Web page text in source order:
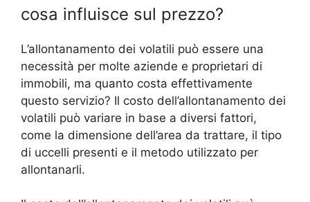
cosa influisce sul prezzo?
L’allontanamento dei volatili può essere una
necessità per molte aziende e proprietari di
immobili, ma quanto costa effettivamente
questo servizio? Il costo dell’allontanamento dei
volatili può variare in base a diversi fattori,
come la dimensione dell’area da trattare, il tipo
di uccelli presenti e il metodo utilizzato per
allontanarli.